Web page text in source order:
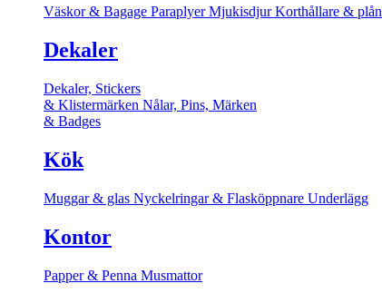
Väskor & Bagage ParaplyerMjukisdjurKorthållare &
Dekaler
Dekaler, Stickers
& Klistermärken Nålar, Pins, Märken
& Badges
Kök
Muggar & glas Nyckelringar & Flasköppnare Underlägg
Kontor
Papper & Penna Musmattor